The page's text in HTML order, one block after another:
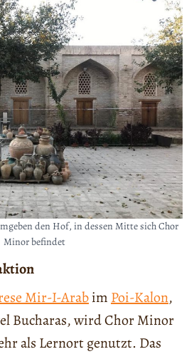
den Hof, in dessen Mitte sich Chor
Minor befindet
Mir-I-Arabim Poi-Kalon,
Bucharas, wird Chor Minor
als Lernort genutzt. Das